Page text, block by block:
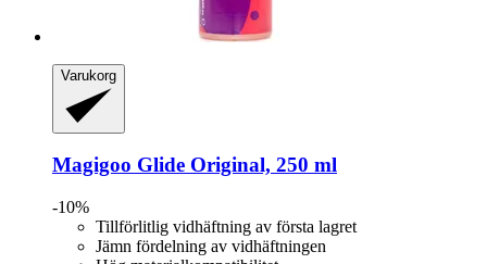
Varukorg
Magigoo Glide Original, 250 ml
-10%
Tillförlitlig vidhäftning av första lagret
Jämn fördelning av vidhäftningen